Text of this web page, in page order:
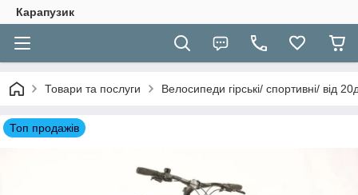
Карапузик
Товари та послуги Велосипеди гірські/ спортивні/ від
Топ продажів